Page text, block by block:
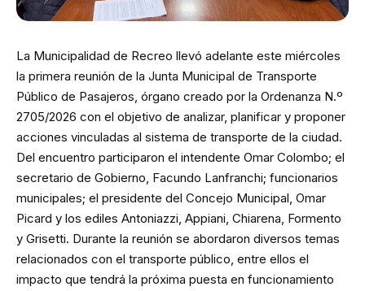
La Municipalidad de Recreo llevó adelante este miércoles
la primera reunión de la Junta Municipal de Transporte
Público de Pasajeros, órgano creado por la Ordenanza N.º
2705/2026 con el objetivo de analizar, planificar y proponer
acciones vinculadas al sistema de transporte de la ciudad.
Del encuentro participaron el intendente Omar Colombo; el
secretario de Gobierno, Facundo Lanfranchi; funcionarios
municipales; el presidente del Concejo Municipal, Omar
Picard y los ediles Antoniazzi, Appiani, Chiarena, Formento
y Grisetti. Durante la reunión se abordaron diversos temas
relacionados con el transporte público, entre ellos el
impacto que tendrá la próxima puesta en funcionamiento